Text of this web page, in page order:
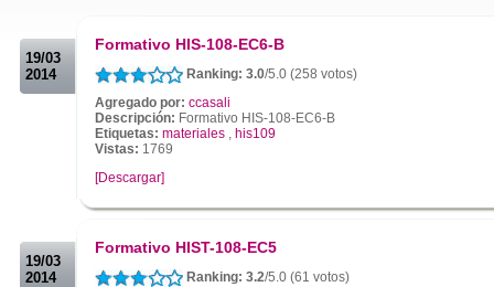
19/03
2014
Formativo HIS-108-EC6-B
Ranking: 3.0/5.0 (258 votos)
Agregado por: ccasali
Descripción: Formativo HIS-108-EC6-B
Etiquetas: materiales
his109
Vistas: 1769
[Descargar]
19/03
2014
Formativo HIST-108-EC5
Ranking: 3.2/5.0 (61 votos)